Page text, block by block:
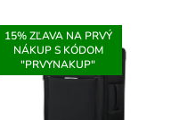
15% ZĽAVA NA PRVÝ
NÁKUP S KÓDOM
"PRVYNAKUP"